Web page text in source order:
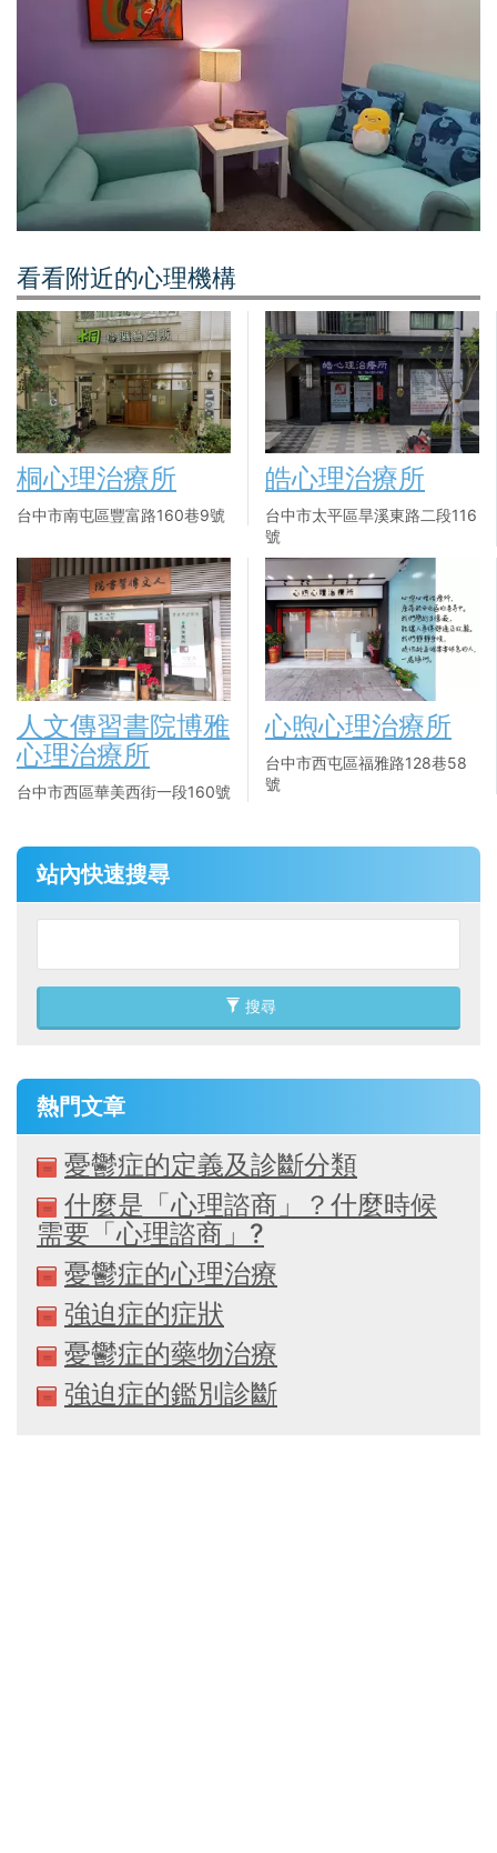
看看附近的心理機構
桐心理治療所
台中市南屯區豐富路160巷9號
皓心理治療所
台中市太平區旱溪東路二段116
號
人文傳習書院博雅
心理治療所
台中市西區華美西街一段160號
心煦心理治療所
台中市西屯區福雅路128巷58
號
站內快速搜尋
搜尋
熱門文章
憂鬱症的定義及診斷分類
什麼是「心理諮商」？什麼時候
需要「心理諮商」?
憂鬱症的心理治療
強迫症的症狀
憂鬱症的藥物治療
強迫症的鑑別診斷